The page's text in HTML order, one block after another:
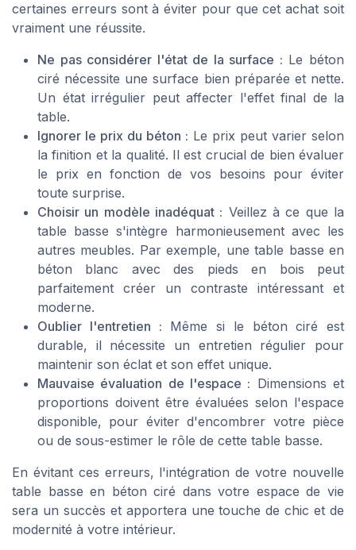
certaines erreurs sont à éviter pour que cet achat soit
vraiment une réussite.
Ne pas considérer l'état de la surface : Le béton
ciré nécessite une surface bien préparée et nette.
Un état irrégulier peut affecter l'effet final de la
table.
Ignorer le prix du béton : Le prix peut varier selon
la finition et la qualité. Il est crucial de bien évaluer
le prix en fonction de vos besoins pour éviter
toute surprise.
Choisir un modèle inadéquat : Veillez à ce que la
table basse s'intègre harmonieusement avec les
autres meubles. Par exemple, une table basse en
béton blanc avec des pieds en bois peut
parfaitement créer un contraste intéressant et
moderne.
Oublier l'entretien : Même si le béton ciré est
durable, il nécessite un entretien régulier pour
maintenir son éclat et son effet unique.
Mauvaise évaluation de l'espace : Dimensions et
proportions doivent être évaluées selon l'espace
disponible, pour éviter d'encombrer votre pièce
ou de sous-estimer le rôle de cette table basse.
En évitant ces erreurs, l'intégration de votre nouvelle
table basse en béton ciré dans votre espace de vie
sera un succès et apportera une touche de chic et de
modernité à votre intérieur.